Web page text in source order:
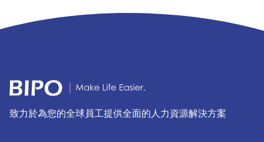
致力於為您的全球員工提供全面的人力資源解決方案